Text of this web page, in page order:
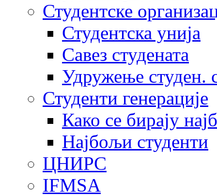
Студентске
Студентска унија
Савез студената
Удружење студен.
Студенти генерације
Како се бирају
Најбољи студенти
ЦНИРС
IFMSA